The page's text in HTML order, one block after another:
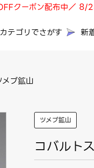
クーポン配布中／ 8/
カテゴリでさがす 新
ブ鉱山
ツメブ鉱山
コバルト